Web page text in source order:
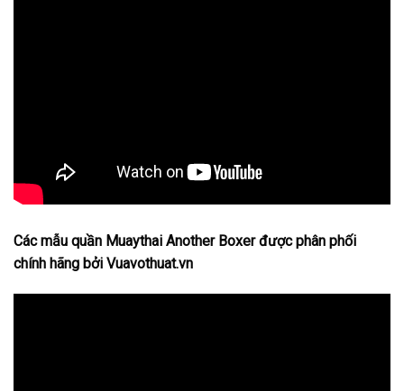
Các mẫu quần Muaythai Another Boxer được phân phối
chính hãng bởi Vuavothuat.vn